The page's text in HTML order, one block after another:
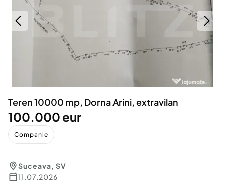
Servicii
Animale de companie
Afaceri și echipamente profesionale
Inchiriere Bunuri si Vehicule
Utilaje agricole si industriale
Piese auto si accesorii
Dacia Duster
Teren 10000 mp, Dorna Arini, extravilan
100.000 eur
Companie
Suceava, SV
11.07.2026